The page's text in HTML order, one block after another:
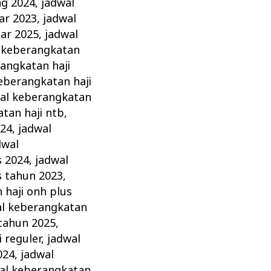
2024, jadwal
2023, jadwal
2025, jadwal
haji
haji
keberangkatan
haji ntb,
, jadwal
2024, jadwal
tahun 2023,
haji onh plus
keberangkatan
2025,
reguler, jadwal
, jadwal